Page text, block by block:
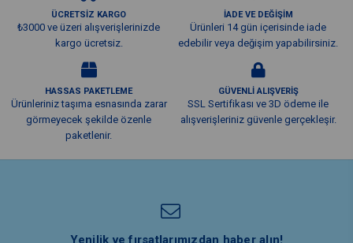
ÜCRETSİZ KARGO
₺3000 ve üzeri alışverişlerinizde
kargo ücretsiz.
İADE VE DEĞİŞİM
Ürünleri 14 gün içerisinde iade
edebilir veya değişim yapabilirsiniz.
HASSAS PAKETLEME
Ürünleriniz taşıma esnasında zarar
görmeyecek şekilde özenle
paketlenir.
GÜVENLİ ALIŞVERİŞ
SSL Sertifikası ve 3D ödeme ile
alışverişleriniz güvenle gerçekleşir.
Yenilik ve fırsatlarımızdan haber alın!